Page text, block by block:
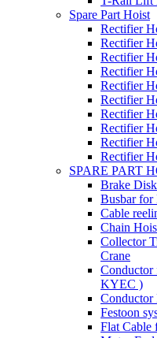
Spare Part Hoist
Rectifier
Rectifier
Rectifier
Rectifier
Rectifier
Rectifier
Rectifier
Rectifier
Rectifier
Rectifier
SPARE PART
Brake
Busbar for
Cable
Chain
Collector
Crane
Conductor
KYEC )
Conductor
Festoon
Flat Cable